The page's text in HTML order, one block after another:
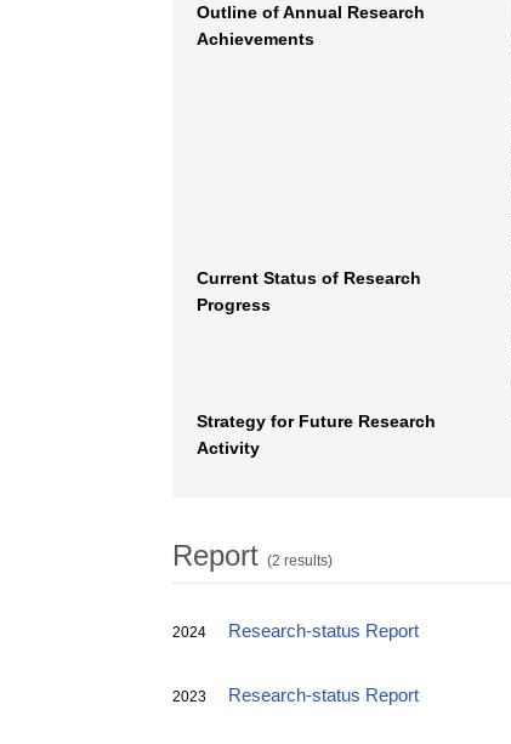
Outline of Annual Research
Achievements
Current Status of Research
Progress
Strategy for Future Research
Activity
Report (2 results)
2024 Research-status Report
2023 Research-status Report